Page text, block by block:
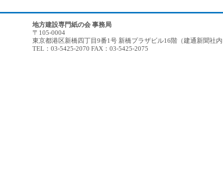
地方建設専門紙の会 事務局
〒105-0004
東京都港区新橋四丁目9番1号 新橋プラザビル16階（建通新聞社
TEL：03-5425-2070 FAX：03-5425-2075